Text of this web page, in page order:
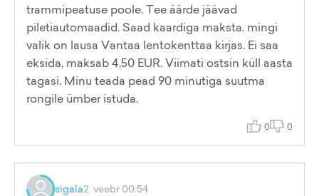
trammipeatuse poole. Tee äärde jäävad
piletiautomaadid. Saad kaardiga maksta. mingi
valik on lausa Vantaa lentokenttaa kirjas. Ei saa
eksida, maksab 4,50 EUR. Viimati ostsin küll aasta
tagasi. Minu teada pead 90 minutiga suutma
rongile ümber istuda.
0 0
sigala2. veebr 00:54